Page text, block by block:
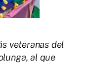
veteranas del
al que